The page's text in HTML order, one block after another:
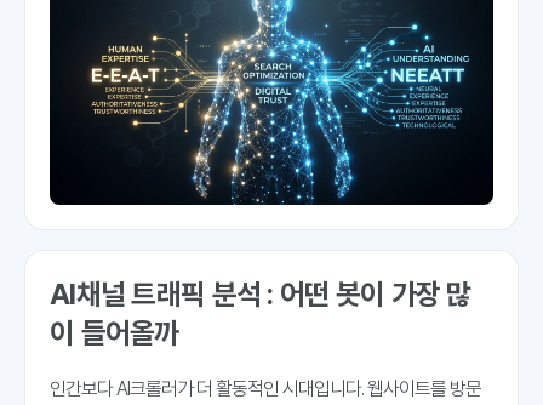
AI채널 트래픽 분석 : 어떤 봇이 가장 많
이 들어올까
인간보다 AI크롤러가 더 활동적인 시대입니다. 웹사이트를 방문